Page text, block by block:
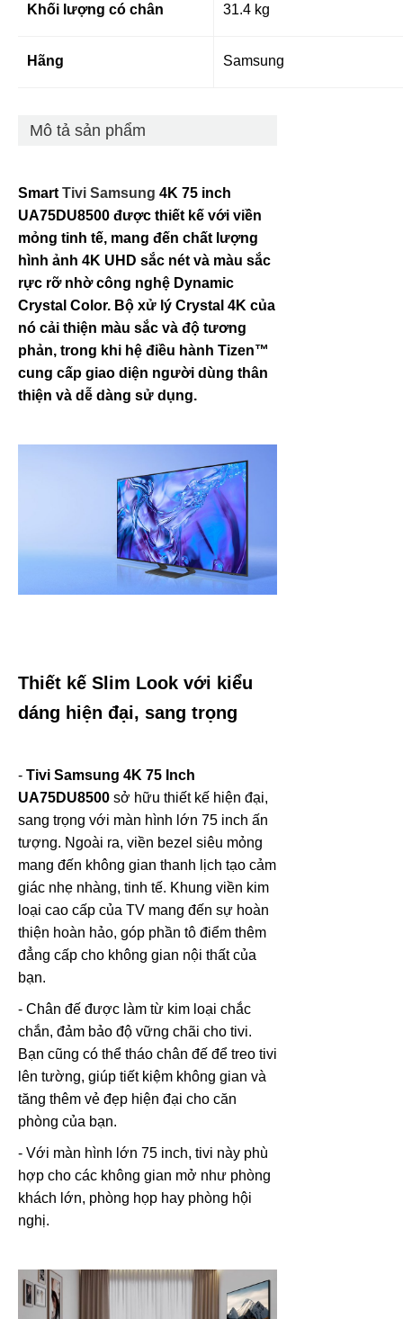
Khối lượng có chân 31.4 kg
Hãng Samsung
Mô tả sản phẩm
Smart Tivi Samsung 4K 75 inch
UA75DU8500 được thiết kế với viền
mỏng tinh tế, mang đến chất lượng
hình ảnh 4K UHD sắc nét và màu sắc
rực rỡ nhờ công nghệ Dynamic
Crystal Color. Bộ xử lý Crystal 4K của
nó cải thiện màu sắc và độ tương
phản, trong khi hệ điều hành Tizen™
cung cấp giao diện người dùng thân
thiện và dễ dàng sử dụng.
Thiết kế Slim Look với kiểu
dáng hiện đại, sang trọng
- Tivi Samsung 4K 75 Inch
UA75DU8500 sở hữu thiết kế hiện đại,
sang trọng với màn hình lớn 75 inch ấn
tượng. Ngoài ra, viền bezel siêu mỏng
mang đến không gian thanh lịch tạo cảm
giác nhẹ nhàng, tinh tế. Khung viền kim
loại cao cấp của TV mang đến sự hoàn
thiện hoàn hảo, góp phần tô điểm thêm
đẳng cấp cho không gian nội thất của
bạn.
- Chân đế được làm từ kim loại chắc
chắn, đảm bảo độ vững chãi cho tivi.
Bạn cũng có thể tháo chân đế để treo tivi
lên tường, giúp tiết kiệm không gian và
tăng thêm vẻ đẹp hiện đại cho căn
phòng của bạn.
- Với màn hình lớn 75 inch, tivi này phù
hợp cho các không gian mở như phòng
khách lớn, phòng họp hay phòng hội
nghị.